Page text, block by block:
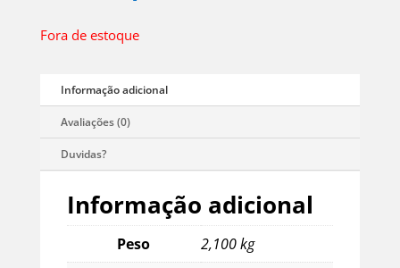
Fora de estoque
Informação adicional
Peso 2,100 kg